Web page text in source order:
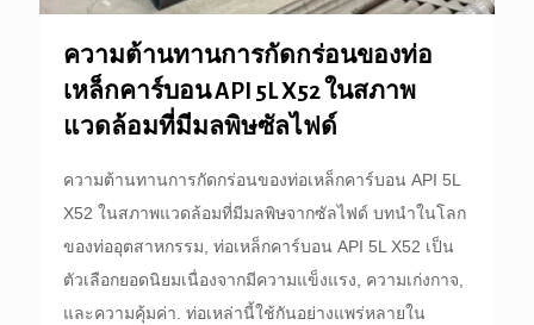
ความต้านทานการกัดกร่อนของท่อ
เหล็กคาร์บอน API 5L X52 ในสภาพ
แวดล้อมที่มีมลพิษซัลไฟด์
ความต้านทานการกัดกร่อนของท่อเหล็กคาร์บอน API 5L
X52 ในสภาพแวดล้อมที่มีมลพิษจากซัลไฟด์ บทนำในโลก
ของท่ออุตสาหกรรม, ท่อเหล็กคาร์บอน API 5L X52 เป็น
ตัวเลือกยอดนิยมเนื่องจากมีความแข็งแรง, ความเก่งกาจ,
และความคุ้มค่า. ท่อเหล่านี้ใช้กันอย่างแพร่หลายใน